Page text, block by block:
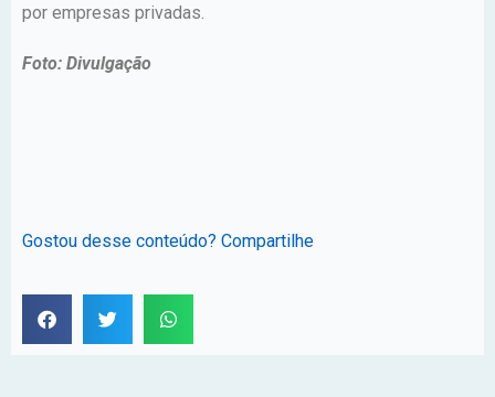
por empresas privadas.
Foto: Divulgação
Gostou desse conteúdo? Compartilhe